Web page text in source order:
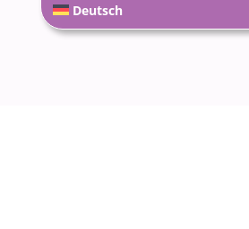
Deutsch